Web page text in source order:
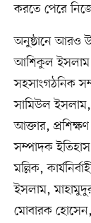
করতে পেরে
অনুষ্ঠানে আরও
আশিকুল ইসলাম
সহসাংগঠনিক
সামিউল
আক্তার, প্রশিক্ষণ
সম্পাদক
মল্লিক,
ইসলাম,
মোবারক